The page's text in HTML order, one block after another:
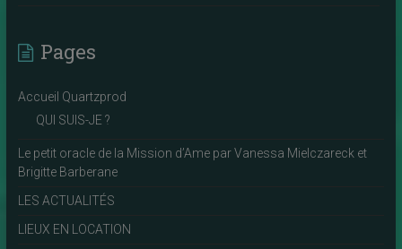
Pages
Accueil Quartzprod
QUI SUIS-JE ?
Le petit oracle de la Mission d’Ame par Vanessa Mielczareck et
Brigitte Barberane
LES ACTUALITÉS
LIEUX EN LOCATION